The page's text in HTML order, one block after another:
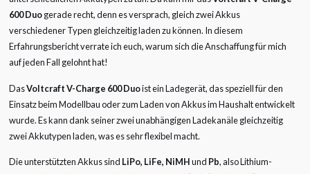
600 Duogerade recht, denn es versprach, gleich zwei Akkus
verschiedener Typen gleichzeitig laden zu können. In diesem
Erfahrungsbericht verrate ich euch, warum sich die Anschaffung für mich
auf jeden Fall gelohnt hat!
DasVoltcraft V-Charge 600 Duoist ein Ladegerät, das speziell für den
Einsatz beim Modellbau oder zum Laden von Akkus im Haushalt entwickelt
wurde. Es kann dank seiner zwei unabhängigen Ladekanäle gleichzeitig
zwei Akkutypen laden, was es sehr flexibel macht.
Die unterstützten Akkus sind LiPo, LiFe, NiMHund Pb, also Lithium-